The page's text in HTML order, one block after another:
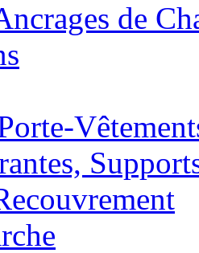
de